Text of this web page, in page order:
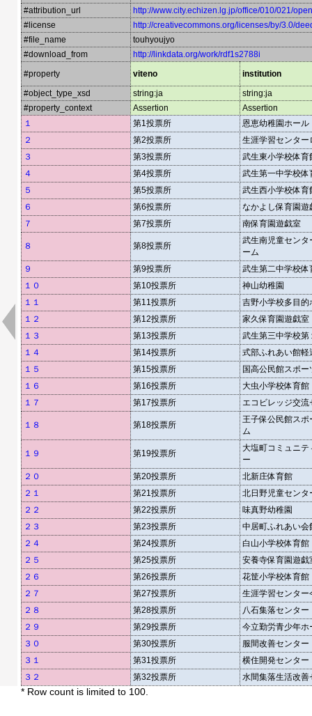
#attribution_url
http://www.city.echizen.lg.jp/office/010/021/
#license
http://creativecommons.org/licenses/by/3.0/
#file_name
touhyoujyo
#download_from
http://linkdata.org/work/rdf1s2788i
#property
viteno
institution
#object_type_xsd
string:ja
string:ja
#property_context
Assertion
Assertion
１
第1投票所
恩恵幼稚園ホール
２
第2投票所
生涯学習センター
３
第3投票所
武生東小学校体育
４
第4投票所
武生第一中学校体
５
第5投票所
武生西小学校体育
６
第6投票所
なかよし保育園遊
７
第7投票所 南保育園遊戯室
８ 第8投票所
武生南児童センタ
ーム
９
第9投票所
武生第二中学校体
１０
第10投票所
神山幼稚園
１１
第11投票所
吉野小学校多目的
１２
第12投票所
家久保育園遊戯室
１３
第13投票所
武生第三中学校第
１４
第14投票所
式部ふれあい館軽
１５
第15投票所
国高公民館スポー
１６
第16投票所
大虫小学校体育館
１７
第17投票所 エコビレッジ交流
１８ 第18投票所
王子保公民館スポ
ム
１９ 第19投票所
大塩町コミュニテ
ー
２０
第20投票所
北新庄体育館
２１
第21投票所
北日野児童センタ
２２
第22投票所
味真野幼稚園
２３
第23投票所
中居町ふれあい会
２４
第24投票所
白山小学校体育館
２５
第25投票所
安養寺保育園遊戯
２６
第26投票所
花筐小学校体育館
２７
第27投票所
生涯学習センター
２８
第28投票所
八石集落センター
２９
第29投票所
今立勤労青少年ホ
３０
第30投票所
服間改善センター
３１
第31投票所
横住開発センター
３２
第32投票所 水間集落生活改善
* Row count is limited to 100.